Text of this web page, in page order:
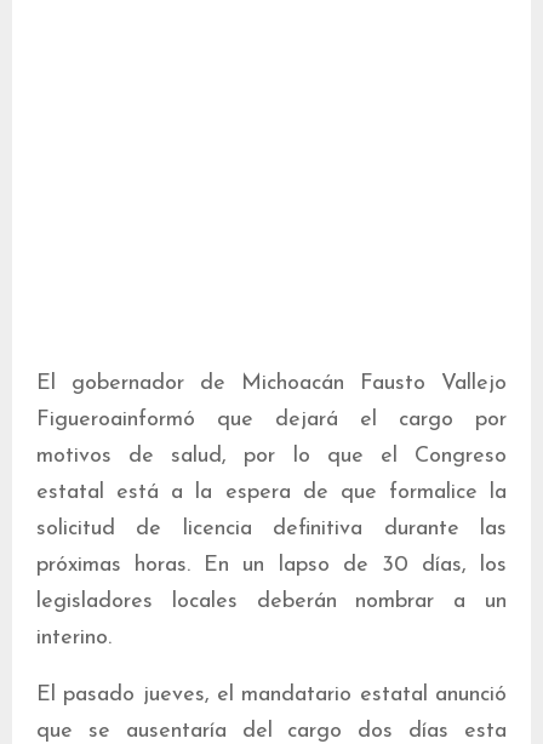
El gobernador de Michoacán Fausto Vallejo
Figueroainformó que dejará el cargo por
motivos de salud, por lo que el Congreso
estatal está a la espera de que formalice la
solicitud de licencia definitiva durante las
próximas horas. En un lapso de 30 días, los
legisladores locales deberán nombrar a un
interino.
El pasado jueves, el mandatario estatal anunció
que se ausentaría del cargo dos días esta